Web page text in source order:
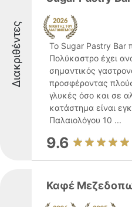
Διακριθέντες
Το Sugar Pastry Bar
Πολύκαστρο έχει
σημαντικός
προσφέροντας
γλυκές όσο και σε
κατάστημα είναι
Παλαιολόγου 10 ...
9.6
Καφέ